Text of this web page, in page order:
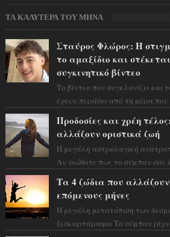
ΤΑ ΚΑΛΥΤΕΡΑ ΤΟΥ ΜΗΝΑ
Σταύρος Φλώρος: Η
το αμαξίδιο και
συγκινητικό βίντεο
Το βίντεο που συγκλονίζει
έχουν περάσει από τη μέρα
Προδοσίες και χρέη
αλλάζουν οριστικά ζωή
Η μεγάλη αστρολογική
Αν νιώθατε πως το σύμπαν σάς
Τα 4 ζώδια που αλλάζουν
επόμενους μήνες
Η μεγάλη μετατόπιση των
ξεσκαρτάρισμα Το σύμπαν